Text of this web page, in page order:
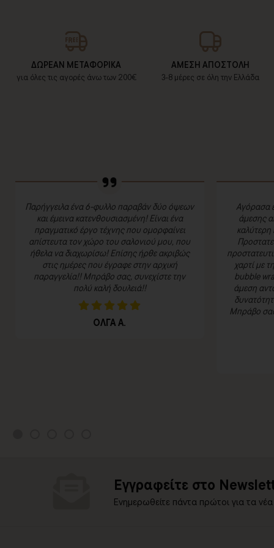
ΔΩΡΕΑΝ ΜΕΤΑΦΟΡΙΚΑ
για όλες τις αγορές άνω των 200€
ΑΜΕΣΗ ΑΠΟΣΤΟΛΗ
3-8 μέρες σε όλη την Ελλάδα
Παρήγγειλα ένα 6-φυλλο παραβάν δύο όψεων
και έμεινα κατενθουσιασμένη! Είναι ένα
πραγματικό έργο τέχνης που ομορφαίνει
απίστευτα τον χώρο του σαλονιού μου, που
ήθελα να διαχωρίσω! Επίσης ήρθε ακριβώς
στις ημέρες που έγραφε στην αρχική
παραγγελία!! Μπράβο σας, συνεχίστε την
πολύ καλή δουλειά!!
ΟΛΓΑ Α.
Αγόρασα
άμεσης
χαρτί με
bubble
άμεση
Μπράβο σας
Εγγραφείτε στο
Ενημερωθείτε πάντα πρώτοι για τα